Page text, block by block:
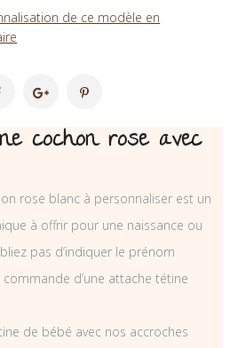
de ce modèle en
cochon rose avec
rose blanc à personnaliser est un
à offrir pour une naissance ou
pas d’indiquer le prénom
d’une attache tétine
de bébé avec nos accroches